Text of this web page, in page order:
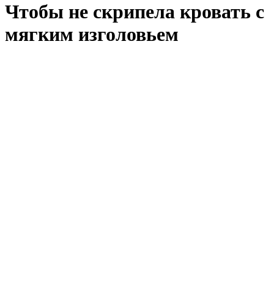
Чтобы не скрипела кровать с
мягким изголовьем